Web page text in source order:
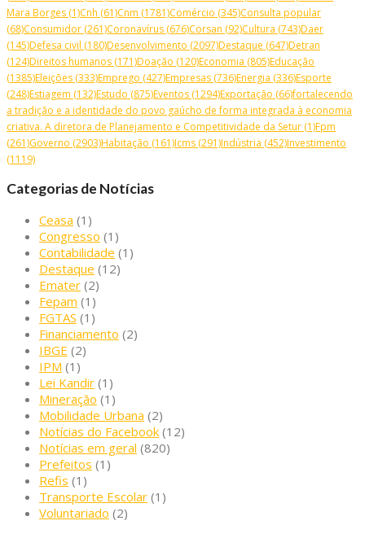
Mara Borges (1)Cnh (61)Cnm (1781)Comércio (345)Consulta popular
(68)Consumidor (261)Coronavírus (676)Corsan (92)Cultura (743)Daer
(145)Defesa civil (180)Desenvolvimento (2097)Destaque (647)Detran
(124)Direitos humanos (171)Doação (120)Economia (805)Educação
(1385)Eleições (333)Emprego (427)Empresas (736)Energia (336)Esporte
(248)Estiagem (132)Estudo (875)Eventos (1294)Exportação (66)fortalecendo
a tradição e a identidade do povo gaúcho de forma integrada à economia
criativa. A diretora de Planejamento e Competitividade da Setur (1)Fpm
(261)Governo (2903)Habitação (161)Icms (291)Indústria (452)Investimento
(1119)
Categorias de Notícias
Ceasa (1)
Congresso (1)
Contabilidade (1)
Destaque (12)
Emater (2)
Fepam (1)
FGTAS (1)
Financiamento (2)
IBGE (2)
IPM (1)
Lei Kandir (1)
Mineração (1)
Mobilidade Urbana (2)
Notícias do Facebook (12)
Notícias em geral (820)
Prefeitos (1)
Refis (1)
Transporte Escolar (1)
Voluntariado (2)